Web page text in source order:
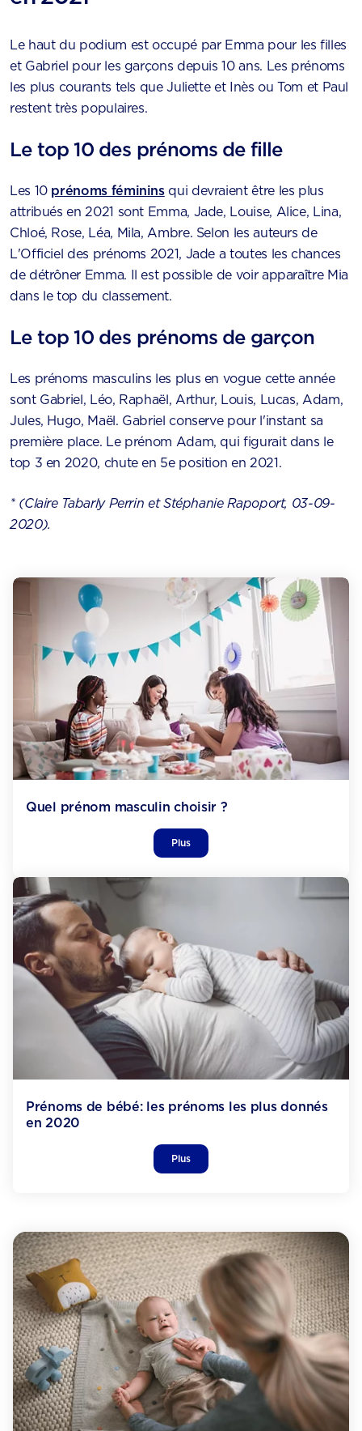
Le haut du podium est occupé par Emma pour les filles
et Gabriel pour les garçons depuis 10 ans. Les prénoms
les plus courants tels que Juliette et Inès ou Tom et Paul
restent très populaires.
Le top 10 des prénoms de fille
Les 10 prénoms fémininsqui devraient être les plus
attribués en 2021 sont Emma, Jade, Louise, Alice, Lina,
Chloé, Rose, Léa, Mila, Ambre. Selon les auteurs de
L'Officiel des prénoms 2021, Jade a toutes les chances
de détrôner Emma. Il est possible de voir apparaître Mia
dans le top du classement.
Le top 10 des prénoms de garçon
Les prénoms masculins les plus en vogue cette année
sont Gabriel, Léo, Raphaël, Arthur, Louis, Lucas, Adam,
Jules, Hugo, Maël. Gabriel conserve pour l'instant sa
première place. Le prénom Adam, qui figurait dans le
top 3 en 2020, chute en 5e position en 2021.
* (Claire Tabarly Perrin et Stéphanie Rapoport, 03-09-
2020).
Quel prénom masculin choisir ?
Plus
Prénoms de bébé: les prénoms les plus donnés
en 2020
Plus